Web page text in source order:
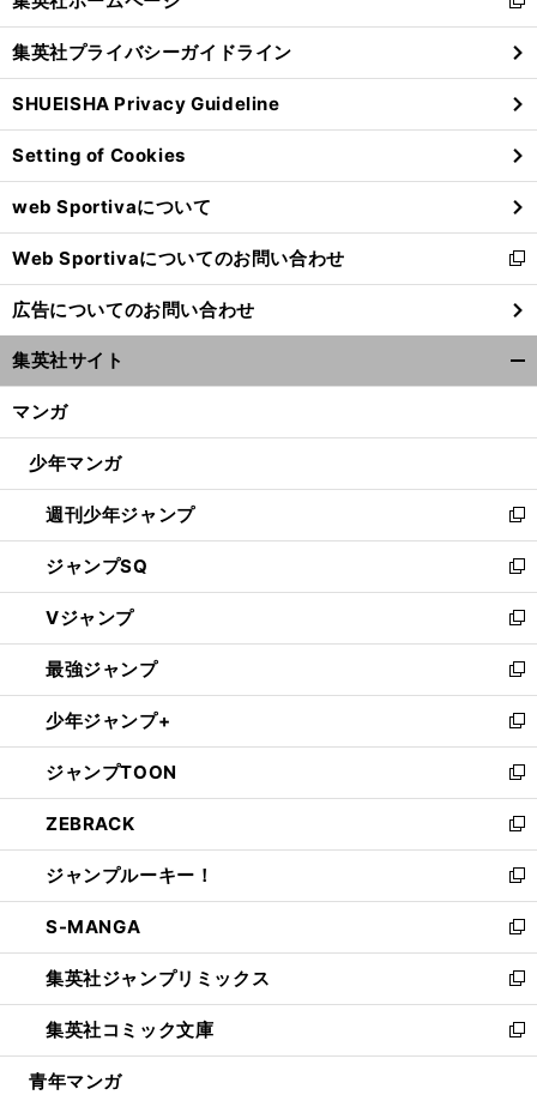
閉
る
新
し
い
ウ
ィ
ン
ド
ウ
で
開
く
集英社プライバシーガイドライン
SHUEISHA Privacy Guideline
Setting of Cookies
web Sportivaについて
Web Sportivaについてのお問い合わせ
新
し
い
ウ
ィ
ン
ウ
開
く
広告についてのお問い合わせ
集英社サイト
マンガ
少年マンガ
週刊少年ジャンプ
新
し
い
ウ
ィ
ン
ド
ウ
で
開
く
ジャンプSQ
新
し
い
ウ
ィ
ン
ド
ウ
で
開
く
Vジャンプ
新
し
い
ウ
ィ
ン
ド
ウ
で
開
く
最強ジャンプ
新
し
い
ウ
ィ
ン
ド
ウ
で
開
く
少年ジャンプ+
新
し
い
ウ
ィ
ン
ド
ウ
で
開
く
ジャンプTOON
新
し
い
ウ
ィ
ン
ド
ウ
で
開
く
ZEBRACK
新
し
い
ウ
ィ
ン
ド
ウ
で
開
ジャンプルーキー！
新
し
い
ウ
ィ
ン
ド
ウ
S-MANGA
新
し
い
ウ
ィ
ン
集英社ジャンプリミックス
新
し
い
ウ
集英社コミック文庫
新
し
青年マンガ